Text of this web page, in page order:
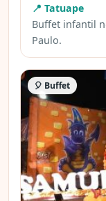
📍 Tatuape
Buffet infantil
Paulo.
🎈 Buffet